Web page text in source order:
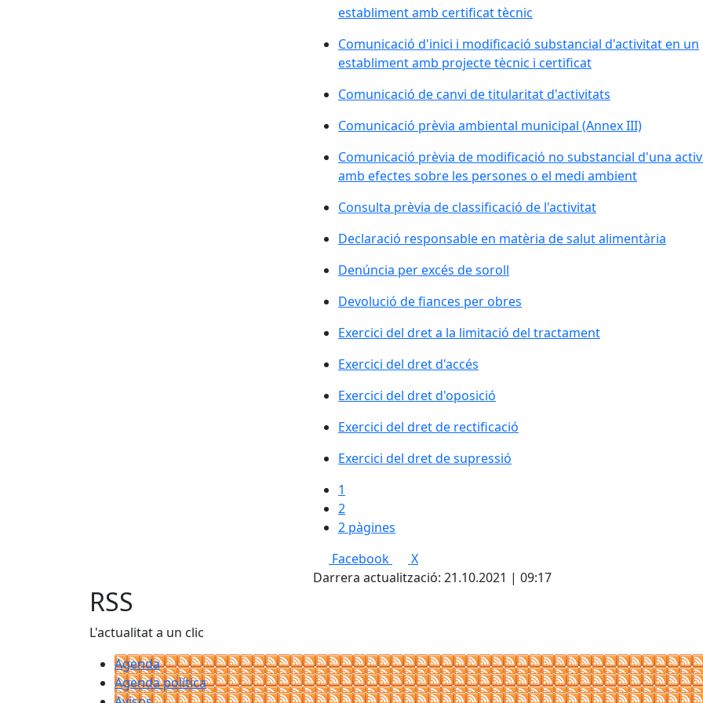
establiment amb certificat tècnic
Comunicació d'inici i modificació substancial d'activitat en un
establiment amb projecte tècnic i certificat
Comunicació de canvi de titularitat d'activitats
Comunicació prèvia ambiental municipal (Annex III)
Comunicació prèvia de modificació no substancial d'una
amb efectes sobre les persones o el medi ambient
Consulta prèvia de classificació de l'activitat
Declaració responsable en matèria de salut alimentària
Denúncia per excés de soroll
Devolució de fiances per obres
Exercici del dret a la limitació del tractament
Exercici del dret d'accés
Exercici del dret d'oposició
Exercici del dret de rectificació
Exercici del dret de supressió
1
2
2 pàgines
Facebook
X
Darrera actualització: 21.10.2021 | 09:17
RSS
L'actualitat a un clic
Agenda
Agenda política